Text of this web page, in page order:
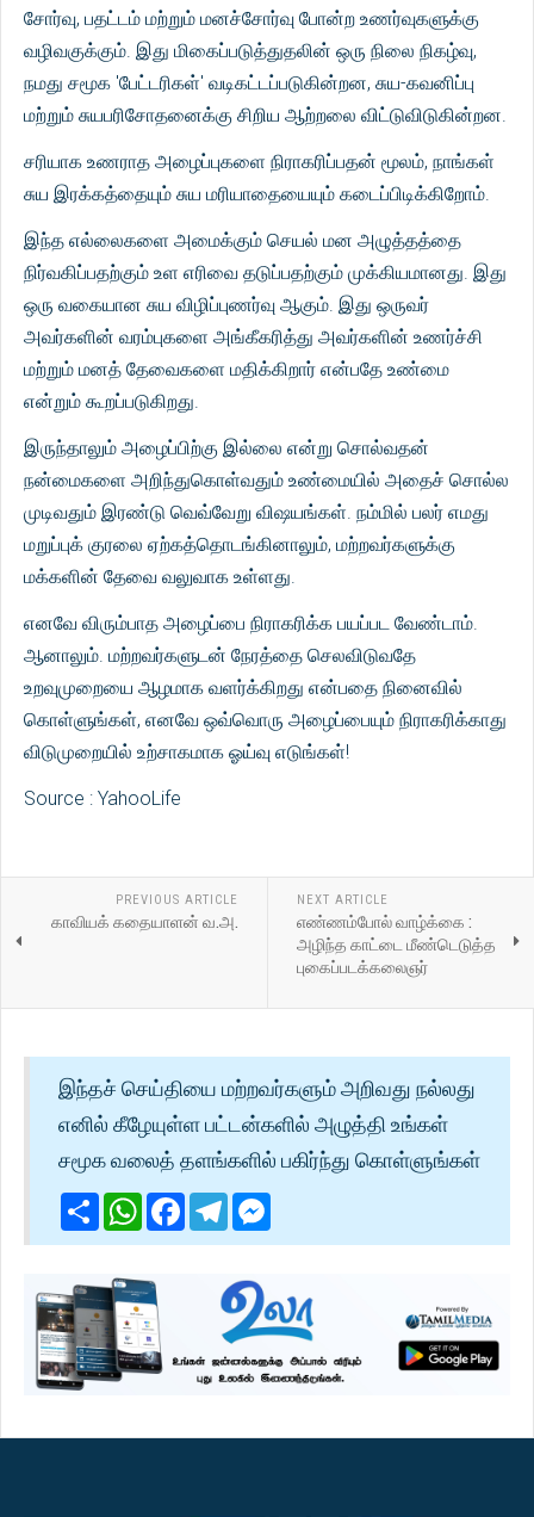
சோர்வு, பதட்டம் மற்றும் மனச்சோர்வு போன்ற உணர்வுகளுக்கு
வழிவகுக்கும். இது மிகைப்படுத்துதலின் ஒரு நிலை நிகழ்வு,
நமது சமூக 'பேட்டரிகள்' வடிகட்டப்படுகின்றன, சுய-கவனிப்பு
மற்றும் சுயபரிசோதனைக்கு சிறிய ஆற்றலை விட்டுவிடுகின்றன.
சரியாக உணராத அழைப்புகளை நிராகரிப்பதன் மூலம், நாங்கள்
சுய இரக்கத்தையும் சுய மரியாதையையும் கடைப்பிடிக்கிறோம்.
இந்த எல்லைகளை அமைக்கும் செயல் மன அழுத்தத்தை
நிர்வகிப்பதற்கும் உள எரிவை தடுப்பதற்கும் முக்கியமானது. இது
ஒரு வகையான சுய விழிப்புணர்வு ஆகும். இது ஒருவர்
அவர்களின் வரம்புகளை அங்கீகரித்து அவர்களின் உணர்ச்சி
மற்றும் மனத் தேவைகளை மதிக்கிறார் என்பதே உண்மை
என்றும் கூறப்படுகிறது.
இருந்தாலும் அழைப்பிற்கு இல்லை என்று சொல்வதன்
நன்மைகளை அறிந்துகொள்வதும் உண்மையில் அதைச் சொல்ல
முடிவதும் இரண்டு வெவ்வேறு விஷயங்கள். நம்மில் பலர் எமது
மறுப்புக் குரலை ஏற்கத்தொடங்கினாலும், மற்றவர்களுக்கு
மக்களின் தேவை வலுவாக உள்ளது.
எனவே விரும்பாத அழைப்பை நிராகரிக்க பயப்பட வேண்டாம்.
ஆனாலும். மற்றவர்களுடன் நேரத்தை செலவிடுவதே
உறவுமுறையை ஆழமாக வளர்க்கிறது என்பதை நினைவில்
கொள்ளுங்கள், எனவே ஒவ்வொரு அழைப்பையும் நிராகரிக்காது
விடுமுறையில் உற்சாகமாக ஓய்வு எடுங்கள்!
Source : YahooLife
PREVIOUS ARTICLE
காவியக் கதையாளன் வ.அ.
NEXT ARTICLE
எண்ணம்போல் வாழ்க்கை :
அழிந்த காட்டை மீண்டெடுத்த
புகைப்படக்கலைஞர்
இந்தச் செய்தியை மற்றவர்களும் அறிவது நல்லது
எனில் கீழேயுள்ள பட்டன்களில் அழுத்தி உங்கள்
சமூக வலைத் தளங்களில் பகிர்ந்து கொள்ளுங்கள்
ShareWhatsApp
Facebook
Telegram